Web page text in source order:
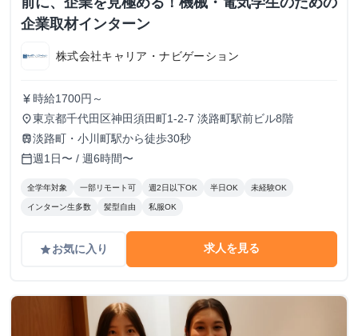
企業取材インターン
株式会社キャリア・ナビゲーション
currency_yen 時給1700円～
place東京都千代田区神田須田町1-2-7 淡路町駅前ビル8階
train淡路町・小川町駅から徒歩30秒
calendar_today週1日〜 / 週6時間〜
全学年対象 一部リモート可 週2日以下OK 半日OK 未経験OK
インターン生多数 髪型自由 私服OK
gradeお気に入り 求人を見る